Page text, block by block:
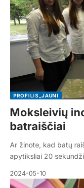
PROFILIS_JAUNI
Moksleivių
batraiščiai
Ar žinote, kad batų
apytiksliai 20
2024-05-10